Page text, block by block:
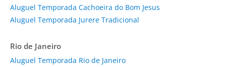
Aluguel Temporada Cachoeira do Bom Jesus
Aluguel Temporada Jurere Tradicional
Rio de Janeiro
Aluguel Temporada Rio de Janeiro